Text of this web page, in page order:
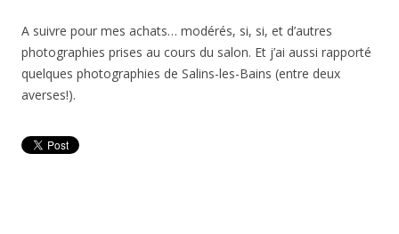
A suivre pour mes achats… modérés, si, si, et d’autres
photographies prises au cours du salon. Et j’ai aussi rapporté
quelques photographies de Salins-les-Bains (entre deux
averses!).